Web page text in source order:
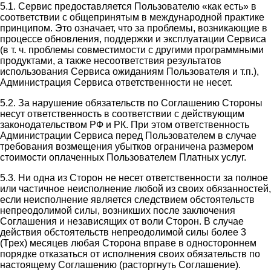
5.1. Сервис предоставляется Пользователю «как есть» в
соответствии с общепринятым в международной практике
принципом. Это означает, что за проблемы, возникающие в
процессе обновления, поддержки и эксплуатации Сервиса
(в т. ч. проблемы совместимости с другими программными
продуктами, а также несоответствия результатов
использования Сервиса ожиданиям Пользователя и т.п.),
Администрация Сервиса ответственности не несет.
5.2. За нарушение обязательств по Соглашению Стороны
несут ответственность в соответствии с действующим
законодательством РФ и РК. При этом ответственность
Администрации Сервиса перед Пользователем в случае
требования возмещения убытков ограничена размером
стоимости оплаченных Пользователем Платных услуг.
5.3. Ни одна из Сторон не несет ответственности за полное
или частичное неисполнение любой из своих обязанностей,
если неисполнение является следствием обстоятельств
непреодолимой силы, возникших после заключения
Соглашения и независящих от воли Сторон. В случае
действия обстоятельств непреодолимой силы более 3
(Трех) месяцев любая Сторона вправе в одностороннем
порядке отказаться от исполнения своих обязательств по
настоящему Соглашению (расторгнуть Соглашение).